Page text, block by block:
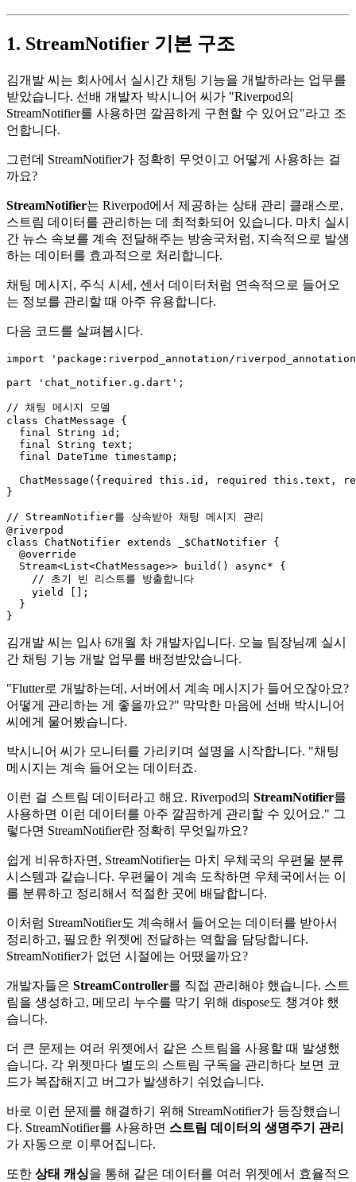
1. StreamNotifier 기본 구조
김개발 씨는 회사에서 실시간 채팅 기능을 개발하라는 업무를
받았습니다. 선배 개발자 박시니어 씨가 "Riverpod의
StreamNotifier를 사용하면 깔끔하게 구현할 수 있어요"라고 조
언합니다.
그런데 StreamNotifier가 정확히 무엇이고 어떻게 사용하는 걸
까요?
StreamNotifier는 Riverpod에서 제공하는 상태 관리 클래스로,
스트림 데이터를 관리하는 데 최적화되어 있습니다. 마치 실시
간 뉴스 속보를 계속 전달해주는 방송국처럼, 지속적으로 발생
하는 데이터를 효과적으로 처리합니다.
채팅 메시지, 주식 시세, 센서 데이터처럼 연속적으로 들어오
는 정보를 관리할 때 아주 유용합니다.
다음 코드를 살펴봅시다.
import 'package:riverpod_annotation/
part 'chat_notifier.g.dart';
// 채팅 메시지 모델
class ChatMessage {
  final String id;
  final String text;
  final DateTime timestamp;
ChatMessage({required this.id, required this.text,
}
// StreamNotifier를 상속받아 채팅 메시지 관리
@riverpod
class ChatNotifier extends _$ChatNotifier {
  @override
  Stream<List<ChatMessage>> build() async* {
    // 초기 빈 리스트를 방출합니다
    yield [];
  }
김개발 씨는 입사 6개월 차 개발자입니다. 오늘 팀장님께 실시
간 채팅 기능 개발 업무를 배정받았습니다.
"Flutter로 개발하는데, 서버에서 계속 메시지가 들어오잖아요?
어떻게 관리하는 게 좋을까요?" 막막한 마음에 선배 박시니어
씨에게 물어봤습니다.
박시니어 씨가 모니터를 가리키며 설명을 시작합니다. "채팅
메시지는 계속 들어오는 데이터죠.
이런 걸 스트림 데이터라고 해요. Riverpod의 StreamNotifier를
사용하면 이런 데이터를 아주 깔끔하게 관리할 수 있어요." 그
렇다면 StreamNotifier란 정확히 무엇일까요?
쉽게 비유하자면, StreamNotifier는 마치 우체국의 우편물 분류
시스템과 같습니다. 우편물이 계속 도착하면 우체국에서는 이
를 분류하고 정리해서 적절한 곳에 배달합니다.
이처럼 StreamNotifier도 계속해서 들어오는 데이터를 받아서
정리하고, 필요한 위젯에 전달하는 역할을 담당합니다.
StreamNotifier가 없던 시절에는 어땠을까요?
개발자들은 StreamController를 직접 관리해야 했습니다. 스트
림을 생성하고, 메모리 누수를 막기 위해 dispose도 챙겨야 했
습니다.
더 큰 문제는 여러 위젯에서 같은 스트림을 사용할 때 발생했
습니다. 각 위젯마다 별도의 스트림 구독을 관리하다 보면 코
드가 복잡해지고 버그가 발생하기 쉬었습니다.
바로 이런 문제를 해결하기 위해 StreamNotifier가 등장했습니
다. StreamNotifier를 사용하면 스트림 데이터의 생명주기 관리
가 자동으로 이루어집니다.
또한 상태 캐싱을 통해 같은 데이터를 여러 위젯에서 효율적으